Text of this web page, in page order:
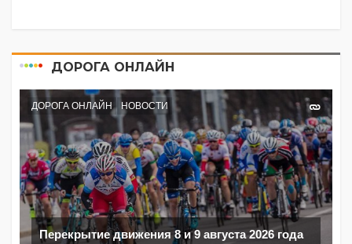
ДОРОГА ОНЛАЙН
ДОРОГА ОНЛАЙН НОВОСТИ
Перекрытие движения 8 и 9 августа 2026 года